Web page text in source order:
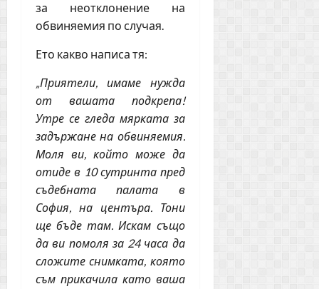
за неотклонение на
обвиняемия по случая.
Ето какво написа тя:
„Приятели, имаме нужда
от вашата подкрепа!
Утре се гледа мярката за
задържане на обвиняемия.
Моля ви, който може да
отиде в 10 сутринта пред
съдебната палата в
София, на центъра. Тони
ще бъде там. Искам също
да ви помоля за 24 часа да
сложите снимката, която
съм прикачила като ваша